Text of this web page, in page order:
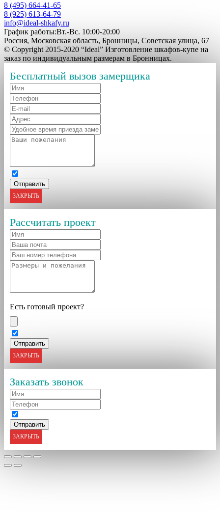
8 (495) 664-41-65
8 (925) 613-64-79
info@ideal-shkafy.ru
График работы:Вт.-Вс. 10:00-20:00
Россия, Московская область, Бронницы, Советская улица, 67
© Copyright 2015-2020 “Ideal” Изготовление шкафов-купе на
заказ по индивидуальным размерам в Бронницах.
Бесплатный вызов замерщика
ЗАКРЫТЬ
Рассчитать проект
Есть готовый проект?
ЗАКРЫТЬ
Заказать звонок
ЗАКРЫТЬ